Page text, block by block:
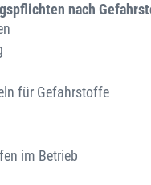
nach
für Gefahrstoffe
im Betrieb